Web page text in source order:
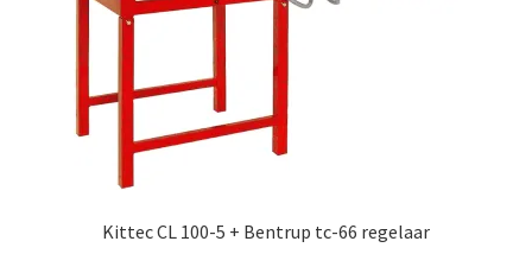
Kittec CL 100-5 + Bentrup tc-66 regelaar